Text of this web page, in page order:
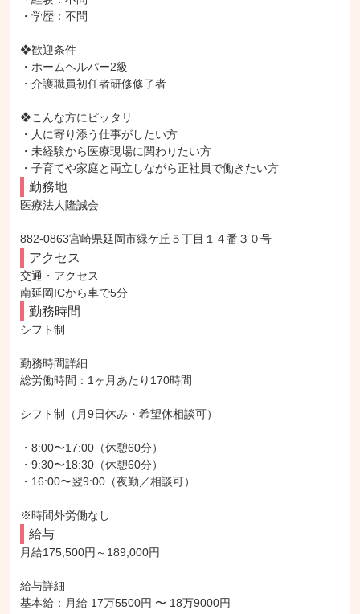
・学歴：不問
❖歓迎条件
・ホームヘルパー2級
・介護職員初任者研修修了者
❖こんな方にピッタリ
・人に寄り添う仕事がしたい方
・未経験から医療現場に関わりたい方
・子育てや家庭と両立しながら正社員で働きたい方
勤務地
医療法人隆誠会
882-0863宮崎県延岡市緑ケ丘５丁目１４番３０号
アクセス
交通・アクセス
南延岡ICから車で5分
勤務時間
シフト制
勤務時間詳細
総労働時間：1ヶ月あたり170時間
シフト制（月9日休み・希望休相談可）
・8:00〜17:00（休憩60分）
・9:30〜18:30（休憩60分）
・16:00〜翌9:00（夜勤／相談可）
※時間外労働なし
給与
月給175,500円～189,000円
給与詳細
基本給：月給 17万5500円 〜 18万9000円